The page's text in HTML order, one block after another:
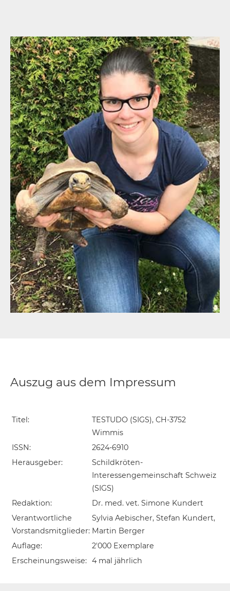
Auszug aus dem Impressum
Titel:
TESTUDO (SIGS), CH-3752
Wimmis
ISSN:
2624-6910
Herausgeber:
Schildkröten-
Interessengemeinschaft Schweiz
(SIGS)
Redaktion:
Dr. med. vet. Simone Kundert
Verantwortliche
Vorstandsmitglieder:
Sylvia Aebischer, Stefan Kundert,
Martin Berger
Auflage:
2'000 Exemplare
Erscheinungsweise: 4 mal jährlich